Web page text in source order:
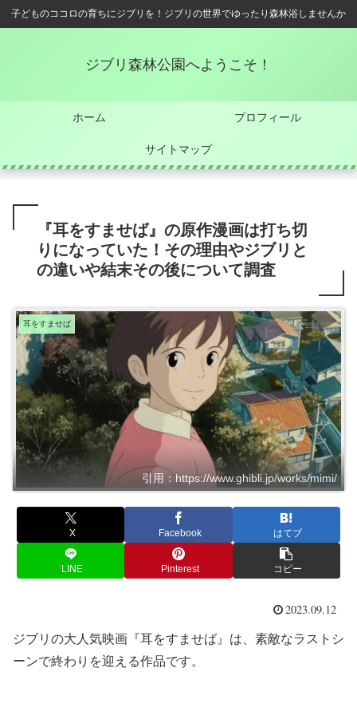
子どものココロの育ちにジブリを！ジブリの世界でゆったり森林浴しませんか
ジブリ森林公園へようこそ！
ホーム プロフィール
サイトマップ
『耳をすませば』の原作漫画は打ち切
りになっていた！その理由やジブリと
の違いや結末その後について調査
耳をすませば
引用：https://www.ghibli.jp/works/mimi/
X Facebook はてブ
LINE Pinterest コピー
2023.09.12
ジブリの大人気映画『耳をすませば』は、素敵なラストシ
ーンで終わりを迎える作品です。